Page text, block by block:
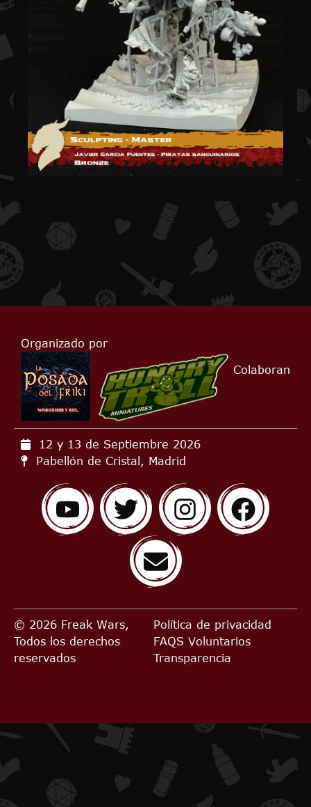
Organizado por
Colaboran
12 y 13 de Septiembre 2026
Pabellón de Cristal, Madrid
© 2026 Freak Wars,
Todos los derechos
reservados
Política de privacidad
FAQS Voluntarios
Transparencia